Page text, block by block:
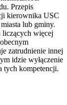
Przepis
kierownika USC
lub gminy.
liczących więcej
zatrudnienie innej
idzie wyłączenie
tych kompetencji.